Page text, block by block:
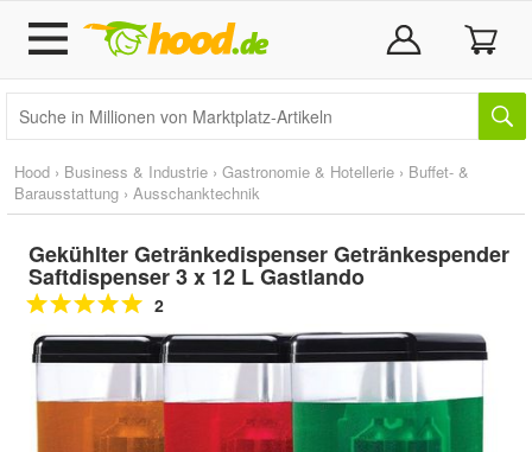
Hood › Business & Industrie › Gastronomie & Hotellerie › Buffet- &
Barausstattung › Ausschanktechnik
Gekühlter Getränkedispenser Getränkespender
Saftdispenser 3 x 12 L Gastlando
2